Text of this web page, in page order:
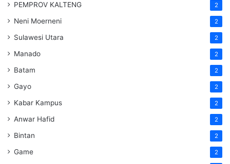
PEMPROV KALTENG 2
Neni Moerneni 2
Sulawesi Utara 2
Manado 2
Batam 2
Gayo 2
Kabar Kampus 2
Anwar Hafid 2
Bintan 2
Game 2